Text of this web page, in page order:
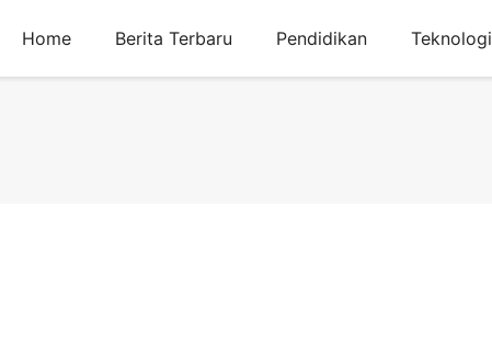
Home Berita Terbaru Pendidikan Teknologi